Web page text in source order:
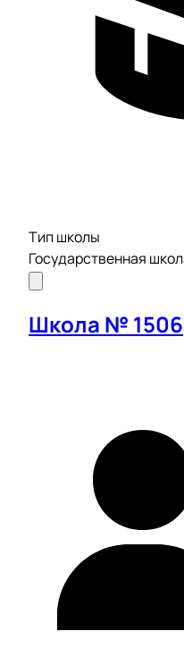
Тип школы
Государственная
Школа № 1506